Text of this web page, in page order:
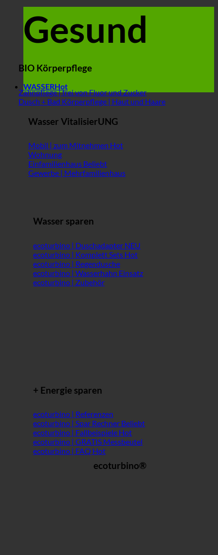
Gesund
BIO Körperpflege
Zahnpflege | frei von Fluor und Zucker
Dusch + Bad Körperpflege | Haut und Haare
WASSER
Wasser VitalisierUNG
Mobil | zum Mitnehmen
Wohnung
Einfamilienhaus
Gewerbe | Mehrfamilienhaus
Wasser sparen
ecoturbino | Duschadapter
ecoturbino | Komplett Sets
ecoturbino | Regendusche
ecoturbino | Wasserhahn Einsatz
ecoturbino | Zubehör
+ Energie sparen
ecoturbino | Referenzen
ecoturbino | Spar Rechner
ecoturbino | Fallbeispiele
ecoturbino | GRATIS Messbeutel
ecoturbino | FAQ
ecoturbino®